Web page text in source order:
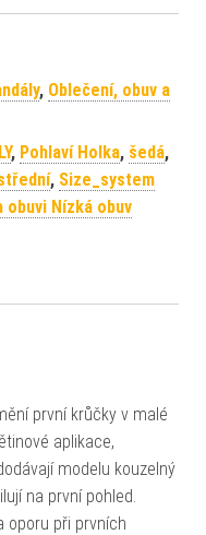
, Oblečení, obuv a
, Pohlaví Holka, šedá,
, Size_system
obuvi Nízká obuv
první krůčky v malé
aplikace,
modelu kouzelný
na první pohled.
oporu při prvních